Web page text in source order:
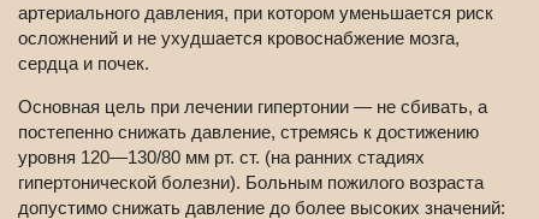
артериального давления, при котором уменьшается риск
осложнений и не ухудшается кровоснабжение мозга,
сердца и почек.
Основная цель при лечении гипертонии — не сбивать, а
постепенно снижать давление, стремясь к достижению
уровня 120—130/80 мм рт. ст. (на ранних стадиях
гипертонической болезни). Больным пожилого возраста
допустимо снижать давление до более высоких значений: